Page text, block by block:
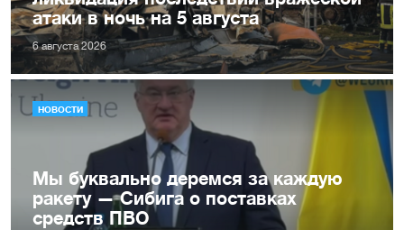
атаки в ночь на 5 августа
6 августа 2026
НОВОСТИ
Мы буквально деремся за каждую
ракету — Сибига о поставках
средств ПВО